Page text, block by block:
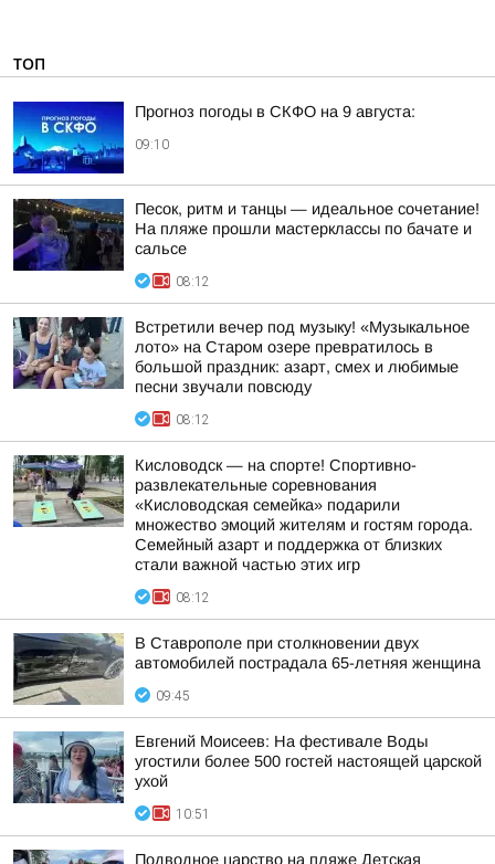
ТОП
Прогноз погоды в СКФО на 9 августа:
09:10
Песок, ритм и танцы — идеальное сочетание!
На пляже прошли мастерклассы по бачате и
сальсе
08:12
Встретили вечер под музыку! «Музыкальное
лото» на Старом озере превратилось в
большой праздник: азарт, смех и любимые
песни звучали повсюду
08:12
Кисловодск — на спорте! Спортивно-
развлекательные соревнования
«Кисловодская семейка» подарили
множество эмоций жителям и гостям города.
Семейный азарт и поддержка от близких
стали важной частью этих игр
08:12
В Ставрополе при столкновении двух
автомобилей пострадала 65-летняя женщина
09:45
Евгений Моисеев: На фестивале Воды
угостили более 500 гостей настоящей царской
ухой
10:51
Подводное царство на пляже Детская